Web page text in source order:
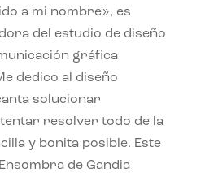
a mi nombre», es
del estudio de diseño
gráfica
dedico al diseño
solucionar
resolver todo de la
y bonita posible. Este
de Gandia